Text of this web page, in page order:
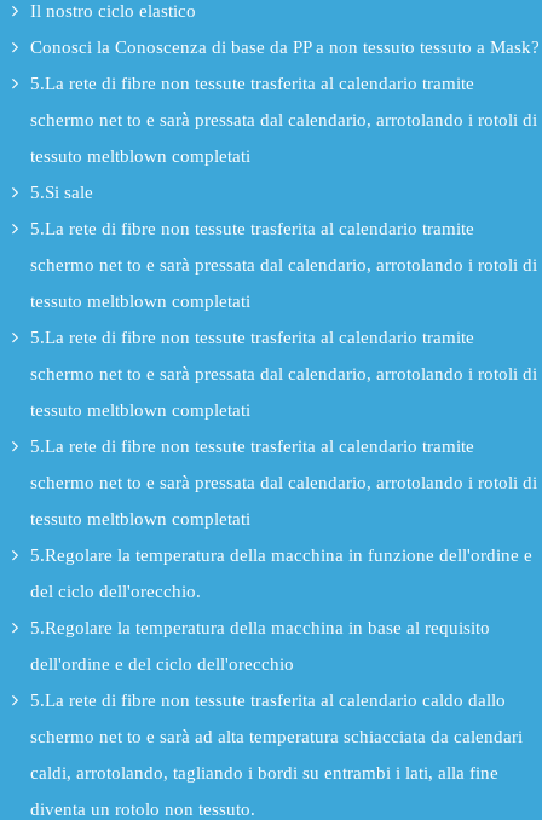
Il nostro ciclo elastico
Conosci la Conoscenza di base da PP a non tessuto tessuto a Mask?
5.La rete di fibre non tessute trasferita al calendario tramite
schermo net to e sarà pressata dal calendario, arrotolando i rotoli di
tessuto meltblown completati
5.Si sale
5.La rete di fibre non tessute trasferita al calendario tramite
schermo net to e sarà pressata dal calendario, arrotolando i rotoli di
tessuto meltblown completati
5.La rete di fibre non tessute trasferita al calendario tramite
schermo net to e sarà pressata dal calendario, arrotolando i rotoli di
tessuto meltblown completati
5.La rete di fibre non tessute trasferita al calendario tramite
schermo net to e sarà pressata dal calendario, arrotolando i rotoli di
tessuto meltblown completati
5.Regolare la temperatura della macchina in funzione dell'ordine e
del ciclo dell'orecchio.
5.Regolare la temperatura della macchina in base al requisito
dell'ordine e del ciclo dell'orecchio
5.La rete di fibre non tessute trasferita al calendario caldo dallo
schermo net to e sarà ad alta temperatura schiacciata da calendari
caldi, arrotolando, tagliando i bordi su entrambi i lati, alla fine
diventa un rotolo non tessuto.